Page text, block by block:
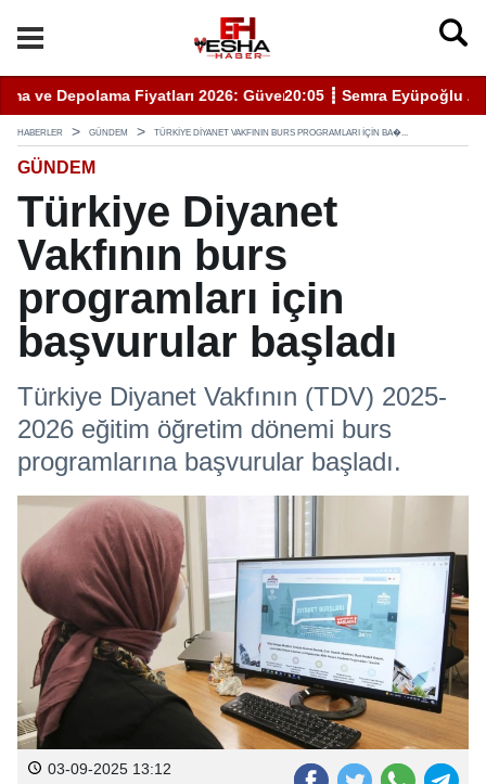
Hizmet İçin Bilinmesi Gerekenler
20:05 ┋ Semra Eyüpoğlu Zafer Partisi’nde.
HABERLER GÜNDEM TÜRKIYE DIYANET VAKFININ BURS PROGRAMLARI IÇIN BA�...
GÜNDEM
Türkiye Diyanet
Vakfının burs
programları için
başvurular başladı
Türkiye Diyanet Vakfının (TDV) 2025-
2026 eğitim öğretim dönemi burs
programlarına başvurular başladı.
03-09-2025 13:12